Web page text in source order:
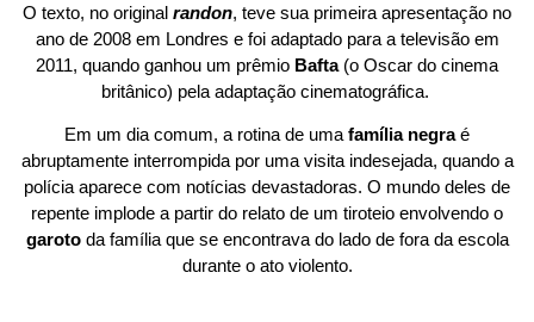
O texto, no original randon, teve sua primeira apresentação no
ano de 2008 em Londres e foi adaptado para a televisão em
2011, quando ganhou um prêmio Bafta(o Oscar do cinema
britânico) pela adaptação cinematográfica.
Em um dia comum, a rotina de uma família negraé
abruptamente interrompida por uma visita indesejada, quando a
polícia aparece com notícias devastadoras. O mundo deles de
repente implode a partir do relato de um tiroteio envolvendo o
garoto da família que se encontrava do lado de fora da escola
durante o ato violento.